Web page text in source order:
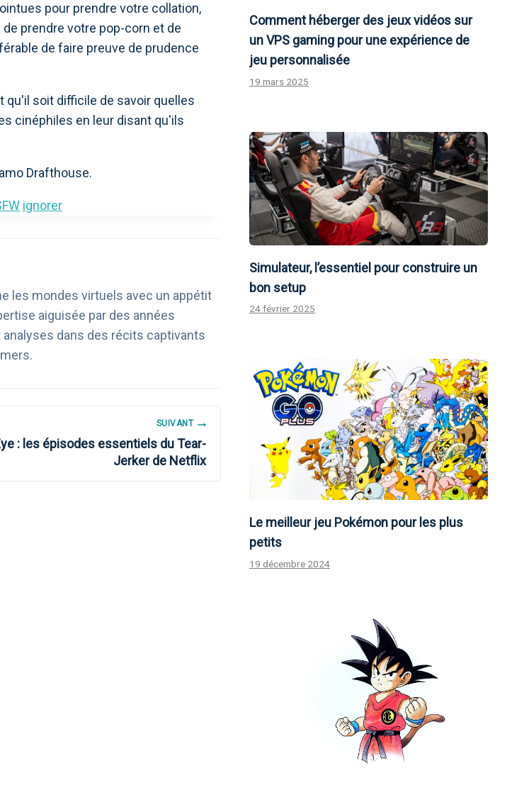
pour prendre votre collation,
prendre votre pop-corn et de
de faire preuve de prudence
qu'il soit difficile de savoir quelles
cinéphiles en leur disant qu'ils
Drafthouse.
ignorer
les mondes virtuels avec un appétit
aiguisée par des années
dans des récits captivants
SUIVANT
: les épisodes essentiels du Tear-
Jerker de Netflix
Comment héberger des jeux vidéos sur
un VPS gaming pour une expérience de
jeu personnalisée
19 mars 2025
Simulateur, l’essentiel pour construire un
bon setup
24 février 2025
Le meilleur jeu Pokémon pour les plus
petits
19 décembre 2024